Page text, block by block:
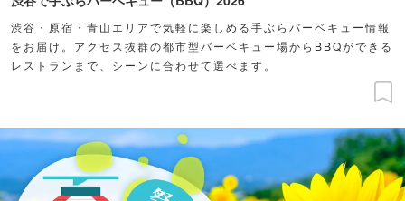
渋谷・原宿・青山エリアで気軽に楽しめる手ぶらバーベキュー情報
をお届け。アクセス抜群の都市型バーベキュー場からBBQができる
レストランまで、シーンに合わせて選べます。